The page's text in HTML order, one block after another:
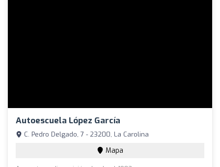
Autoescuela López García
C. Pedro Delgado, 7 - 23200, La Carolina
Mapa